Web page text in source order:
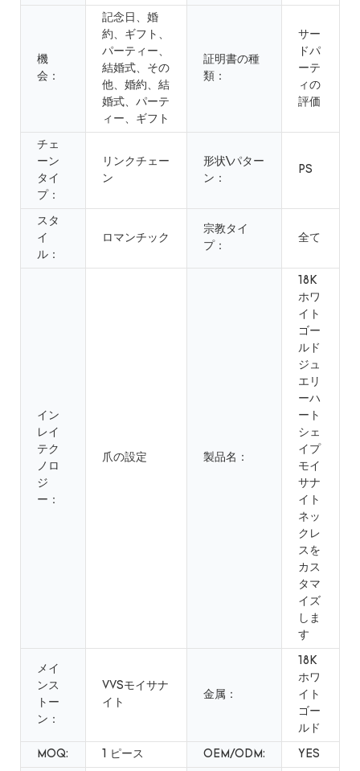
機
会：
記念日、婚
約、ギフト、
パーティー、
結婚式、その
他、婚約、結
婚式、パーテ
ィー、ギフト
証明書の種
類：
サー
ドパ
ーテ
ィの
評価
チェ
ーン
タイ
プ：
リンクチェー
ン
形状\パター
ン：
PS
スタ
イ
ル：
ロマンチック
宗教タイ
プ：
全て
イン
レイ
テク
ノロ
ジ
ー：
爪の設定 製品名：
18K
ホワ
イト
ゴー
ルド
ジュ
エリ
ーハ
ート
シェ
イプ
モイ
サナ
イト
ネッ
クレ
スを
カス
タマ
イズ
しま
す
メイ
ンス
トー
ン：
VVSモイサナ
イト
金属：
18K
ホワ
イト
ゴー
ルド
MOQ: 1 ピース OEM/ODM: YES